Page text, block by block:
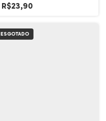
R$23,90
ESGOTADO